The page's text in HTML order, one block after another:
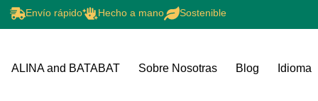
Envío rápido Hecho a mano Sostenible
ALINA and BATABAT Sobre Nosotras Blog Idioma